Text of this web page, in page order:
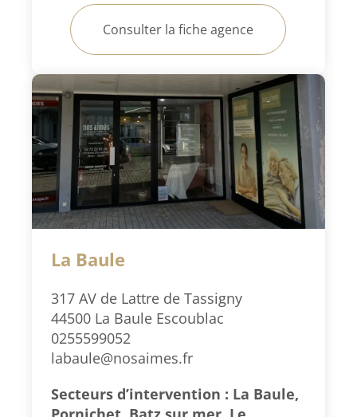
Consulter la fiche agence
La Baule
317 AV de Lattre de Tassigny
44500 La Baule Escoublac
0255599052
labaule@nosaimes.fr
Secteurs d’intervention : La Baule,